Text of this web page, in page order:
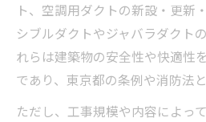
ト、空調用ダクトの新設・更新
シブルダクトやジャバラダクト
れらは建築物の安全性や快適性
であり、東京都の条例や消防法
ただし、工事規模や内容によっ